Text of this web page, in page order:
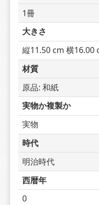
1冊
大きさ
縦11.50 cm 横16.00
材質
原品: 和紙
実物か複製か
実物
時代
明治時代
西暦年
0